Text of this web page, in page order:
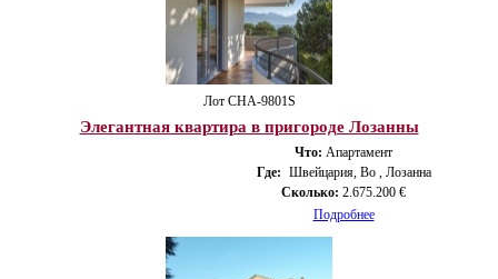
Лот CHA-9801S
Элегантная квартира в пригороде Лозанны
Что: Апартамент
Где: Швейцария, Во , Лозанна
Сколько: 2.675.200 €
Подробнее